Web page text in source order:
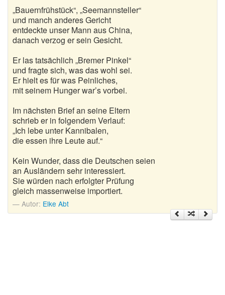
Romantische Gedichte
Schöne Gedichte
Sommergedichte
Taufgedichte
Trauergedichte
Traurige Gedichte
Valentinstag Gedichte
Weihnachtsgedichte
Wintergedichte
Dichter
„Bauernfrühstück“, „Seemannsteller“
und manch anderes Gericht
entdeckte unser Mann aus China,
danach verzog er sein Gesicht.
Er las tatsächlich „Bremer Pinkel“
und fragte sich, was das wohl sei.
Er hielt es für was Peinliches,
mit seinem Hunger war’s vorbei.
Im nächsten Brief an seine Eltern
schrieb er in folgendem Verlauf:
„Ich lebe unter Kannibalen,
die essen ihre Leute auf.“
Kein Wunder, dass die Deutschen seien
an Ausländern sehr interessiert.
Sie würden nach erfolgter Prüfung
gleich massenweise importiert.
Autor: Elke Abt